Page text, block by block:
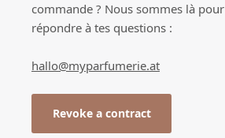
commande ? Nous sommes là pour
répondre à tes questions :
hallo@myparfumerie.at
Revoke a contract